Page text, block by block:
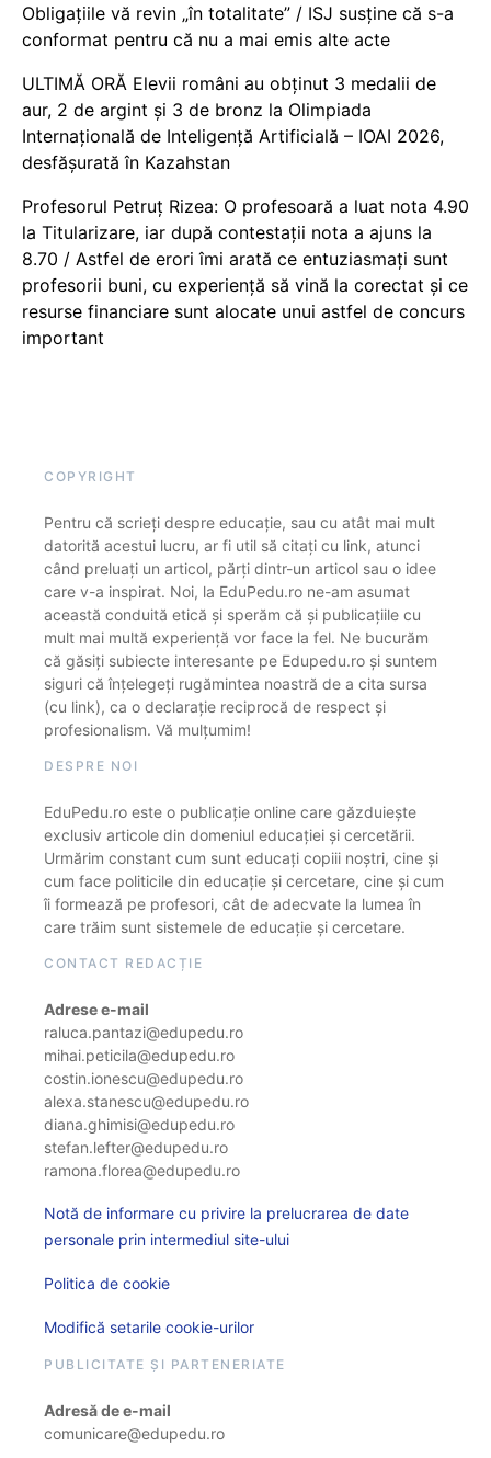
Obligațiile vă revin „în totalitate” / ISJ susține că s-a
conformat pentru că nu a mai emis alte acte
ULTIMĂ ORĂ Elevii români au obținut 3 medalii de
aur, 2 de argint și 3 de bronz la Olimpiada
Internațională de Inteligență Artificială – IOAI 2026,
desfășurată în Kazahstan
Profesorul Petruț Rizea: O profesoară a luat nota 4.90
la Titularizare, iar după contestații nota a ajuns la
8.70 / Astfel de erori îmi arată ce entuziasmați sunt
profesorii buni, cu experiență să vină la corectat și ce
resurse financiare sunt alocate unui astfel de concurs
important
COPYRIGHT
Pentru că scrieți despre educație, sau cu atât mai mult
datorită acestui lucru, ar fi util să citați cu link, atunci
când preluați un articol, părți dintr-un articol sau o idee
care v-a inspirat. Noi, la EduPedu.ro ne-am asumat
această conduită etică și sperăm că și publicațiile cu
mult mai multă experiență vor face la fel. Ne bucurăm
că găsiți subiecte interesante pe Edupedu.ro și suntem
siguri că înțelegeți rugămintea noastră de a cita sursa
(cu link), ca o declarație reciprocă de respect și
profesionalism. Vă mulțumim!
DESPRE NOI
EduPedu.ro este o publicație online care găzduiește
exclusiv articole din domeniul educației și cercetării.
Urmărim constant cum sunt educați copiii noștri, cine și
cum face politicile din educație și cercetare, cine și cum
îi formează pe profesori, cât de adecvate la lumea în
care trăim sunt sistemele de educație și cercetare.
CONTACT REDACȚIE
Adrese e-mail
raluca.pantazi@edupedu.ro
mihai.peticila@edupedu.ro
costin.ionescu@edupedu.ro
alexa.stanescu@edupedu.ro
diana.ghimisi@edupedu.ro
stefan.lefter@edupedu.ro
ramona.florea@edupedu.ro
Notă de informare cu privire la prelucrarea de date
personale prin intermediul site-ului
Politica de cookie
Modifică setarile cookie-urilor
PUBLICITATE ȘI PARTENERIATE
Adresă de e-mail
comunicare@edupedu.ro